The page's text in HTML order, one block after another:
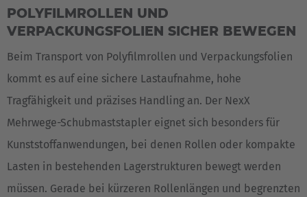
POLYFILMROLLEN UND
VERPACKUNGSFOLIEN SICHER BEWEGEN
Beim Transport von Polyfilmrollen und Verpackungsfolien
kommt es auf eine sichere Lastaufnahme, hohe
Tragfähigkeit und präzises Handling an. Der NexX
Mehrwege-Schubmaststapler eignet sich besonders für
Kunststoffanwendungen, bei denen Rollen oder kompakte
Lasten in bestehenden Lagerstrukturen bewegt werden
müssen. Gerade bei kürzeren Rollenlängen und begrenzten